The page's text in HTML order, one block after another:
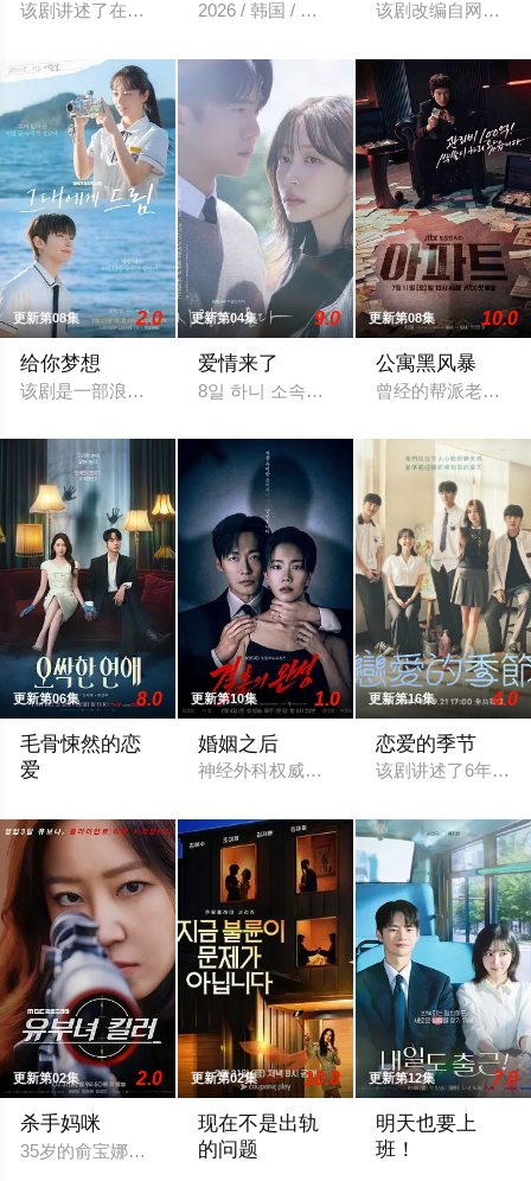
该剧讲述了在国内最大的IT企业里存在着一个恶神。唯一知道真
2026 / 韩国 / 韩国剧 该剧改编自网络漫
更新第08集 2.0
给你梦想
该剧是一部浪漫喜剧，讲述了连一个梦想都无所畏惧的十几岁
更新第04集 9.0
爱情来了
8일 하니 소속사 써브라임 측은 OSEN에 “
更新第08集 10.0
公寓黑风暴
曾经的帮派老大急
更新第06集 8.0
毛骨悚然的恋
爱
更新第10集 1.0
婚姻之后
神经外科权威姜泰柱（南宫珉 饰）因为
更新第16集 4.0
恋爱的季节
该剧讲述了6年前
更新第02集 2.0
杀手妈咪
35岁的俞宝娜过着相夫教子的普通生活。表面上她看起来温顺
更新第02集 10.0
现在不是出轨
的问题
更新第12集 7.0
明天也要上
班！